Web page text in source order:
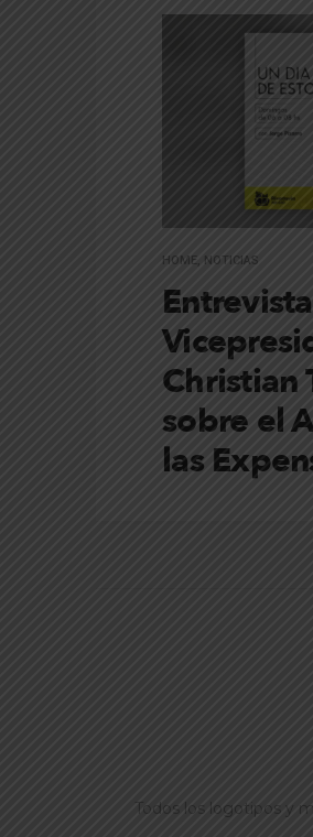
HOME NOTICIAS
Christian
sobre el
las
Todos los logotipos y